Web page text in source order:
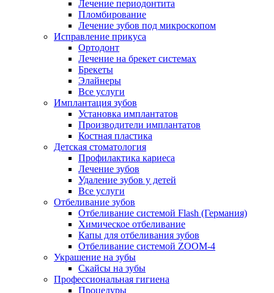
Лечение периодонтита
Пломбирование
Лечение зубов под микроскопом
Исправление прикуса
Ортодонт
Лечение на брекет системах
Брекеты
Элайнеры
Все услуги
Имплантация зубов
Установка имплантатов
Производители имплантатов
Костная пластика
Детская стоматология
Профилактика кариеса
Лечение зубов
Удаление зубов у детей
Все услуги
Отбеливание зубов
Отбеливание системой Flash (Германия)
Химическое отбеливание
Капы для отбеливания зубов
Отбеливание системой ZOOM-4
Украшение на зубы
Скайсы на зубы
Профессиональная гигиена
Процедуры